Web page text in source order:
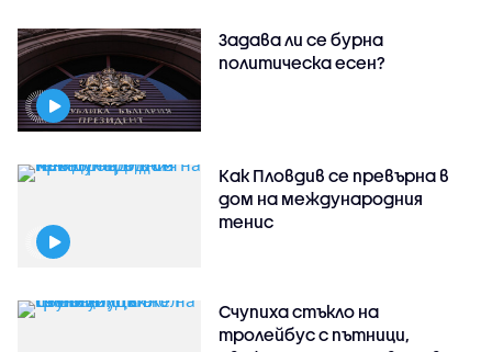
Задава ли се бурна
политическа есен?
Как Пловдив се превърна в
дом на международния
тенис
Счупиха стъкло на
тролейбус с пътници,